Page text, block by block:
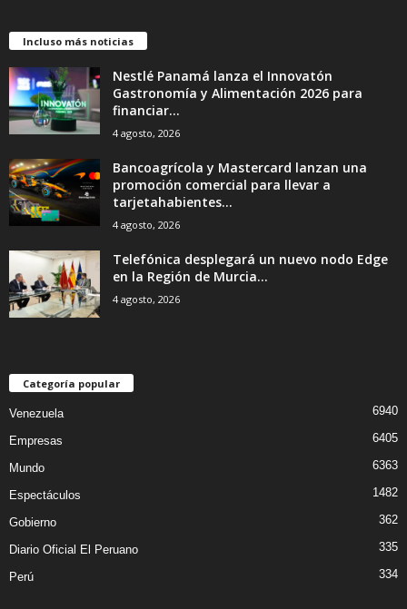
Incluso más noticias
Nestlé Panamá lanza el Innovatón
Gastronomía y Alimentación 2026 para
financiar...
4 agosto, 2026
Bancoagrícola y Mastercard lanzan una
promoción comercial para llevar a
tarjetahabientes...
4 agosto, 2026
Telefónica desplegará un nuevo nodo Edge
en la Región de Murcia...
4 agosto, 2026
Categoría popular
Venezuela 6940
Empresas 6405
Mundo 6363
Espectáculos 1482
Gobierno 362
Diario Oficial El Peruano 335
Perú 334